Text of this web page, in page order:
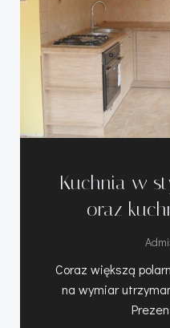
Kuchnia w
oraz
Coraz większą
na wymiar